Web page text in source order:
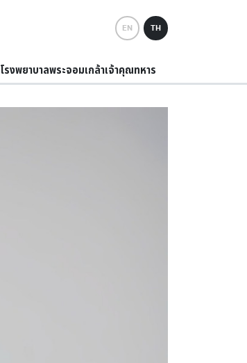
EN TH
โรงพยาบาลพระจอมเกล้าเจ้าคุณทหาร